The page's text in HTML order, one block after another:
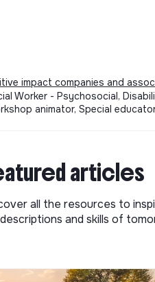
impact companies and
Worker - Psychosocial,
animator, Special
articles
all the resources to
and skills of